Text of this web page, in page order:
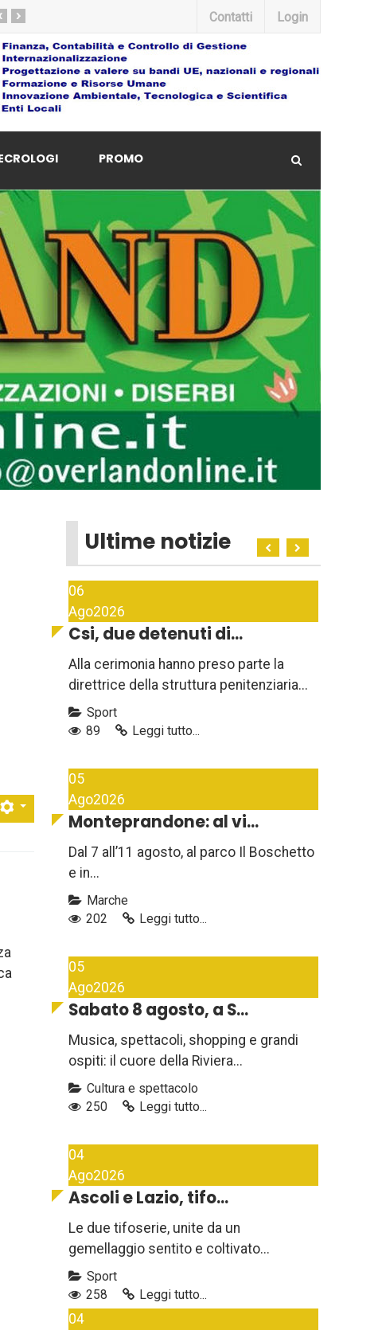
› Contatti Login
PROMO
Ultime notizie
06
Ago2026
Csi, due detenuti di...
Alla cerimonia hanno preso parte la
direttrice della struttura penitenziaria...
Sport
89
Leggi tutto...
05
Ago2026
Monteprandone: al vi...
Dal 7 all’11 agosto, al parco Il Boschetto
e in...
Marche
202
Leggi tutto...
05
Ago2026
Sabato 8 agosto, a S...
Musica, spettacoli, shopping e grandi
ospiti: il cuore della Riviera...
Cultura e spettacolo
250
Leggi tutto...
04
Ago2026
Ascoli e Lazio, tifo...
Le due tifoserie, unite da un
gemellaggio sentito e coltivato...
Sport
258
Leggi tutto...
04